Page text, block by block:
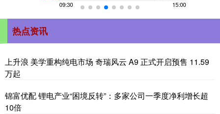
热点资讯
上升浪 美学重构纯电市场 奇瑞风云 A9 正式开启预售 11.59
万起
锦富优配 锂电产业“困境反转”：多家公司一季度净利增长超
10倍